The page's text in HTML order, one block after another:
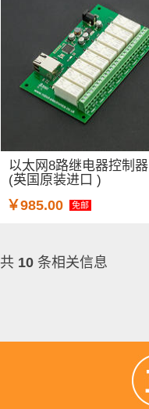
以太网8路继电器控制器
(英国原装进口 )
￥985.00 免邮
共 10 条相关信息